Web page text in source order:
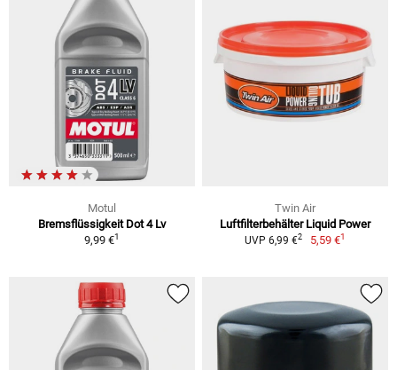
Motul
Bremsflüssigkeit Dot 4 Lv
9,99 €1
Twin Air
Luftfilterbehälter Liquid Power
UVP 6,99 €2 5,59 €1